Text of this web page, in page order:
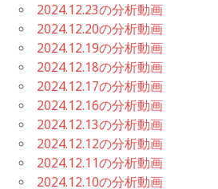
2024.12.23の分析動画
2024.12.20の分析動画
2024.12.19の分析動画
2024.12.18の分析動画
2024.12.17の分析動画
2024.12.16の分析動画
2024.12.13の分析動画
2024.12.12の分析動画
2024.12.11の分析動画
2024.12.10の分析動画